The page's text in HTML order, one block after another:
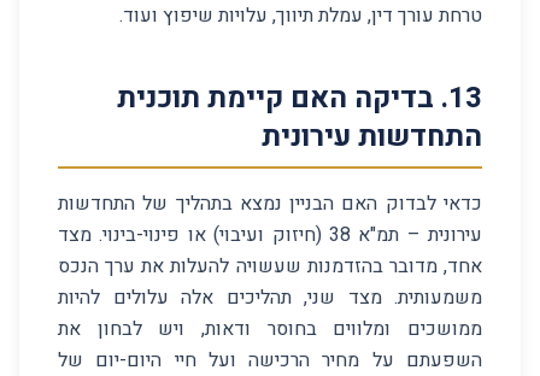
טרחת עורך דין, עמלת תיווך, עלויות שיפוץ ועוד.
13
. בדיקה האם קיימת תוכנית
התחדשות עירונית
כדאי לבדוק האם הבניין נמצא בתהליך של התחדשות
עירונית – תמ"א 38 (חיזוק ועיבוי) או פינוי-בינוי. מצד
אחד, מדובר בהזדמנות שעשויה להעלות את ערך הנכס
משמעותית. מצד שני, תהליכים אלה עלולים להיות
ממושכים ומלווים בחוסר ודאות, ויש לבחון את
השפעתם על מחיר הרכישה ועל חיי היום-יום של